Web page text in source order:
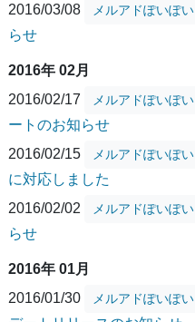
2016/03/08
メルアドぽいぽい
らせ
2016年 02月
2016/02/17
メルアドぽいぽい
ートのお知らせ
2016/02/15
メルアドぽいぽい
に対応しました
2016/02/02
メルアドぽいぽい
らせ
2016年 01月
2016/01/30
メルアドぽいぽい